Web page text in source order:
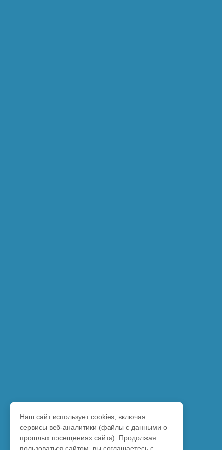
Наш сайт использует cookies, включая
сервисы веб-аналитики (файлы с данными о
прошлых посещениях сайта). Продолжая
пользоваться сайтом, вы соглашаетесь с